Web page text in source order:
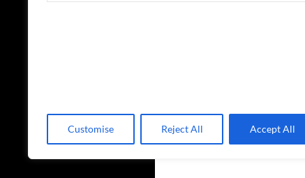
Customise Reject All Accept All